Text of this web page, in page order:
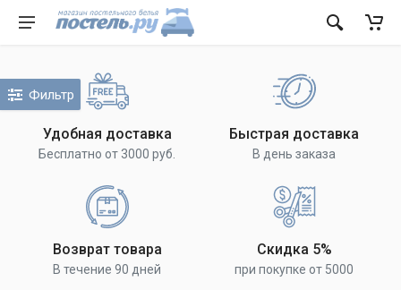
Удобная доставка
Бесплатно от 3000 руб.
Быстрая доставка
В день заказа
Возврат товара
В течение 90 дней
Скидка 5%
при покупке от 5000
Фильтр